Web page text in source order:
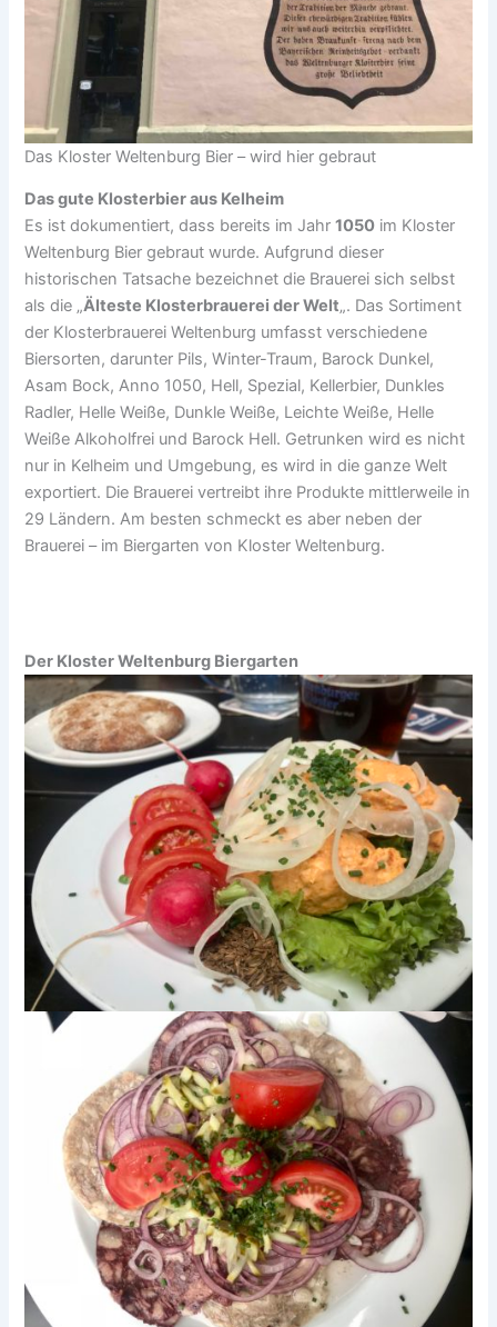
Das Kloster Weltenburg Bier – wird hier gebraut
Das gute Klosterbier aus Kelheim
Es ist dokumentiert, dass bereits im Jahr1050 im Kloster
Weltenburg Bier gebraut wurde. Aufgrund dieser
historischen Tatsache bezeichnet die Brauerei sich selbst
als die „Älteste Klosterbrauerei der Welt„. Das Sortiment
der Klosterbrauerei Weltenburg umfasst verschiedene
Biersorten, darunter Pils, Winter-Traum, Barock Dunkel,
Asam Bock, Anno 1050, Hell, Spezial, Kellerbier, Dunkles
Radler, Helle Weiße, Dunkle Weiße, Leichte Weiße, Helle
Weiße Alkoholfrei und Barock Hell. Getrunken wird es nicht
nur in Kelheim und Umgebung, es wird in die ganze Welt
exportiert. Die Brauerei vertreibt ihre Produkte mittlerweile in
29 Ländern. Am besten schmeckt es aber neben der
Brauerei – im Biergarten von Kloster Weltenburg.
Der Kloster Weltenburg Biergarten